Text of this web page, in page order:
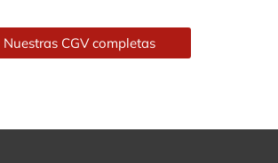
Nuestras CGV completas